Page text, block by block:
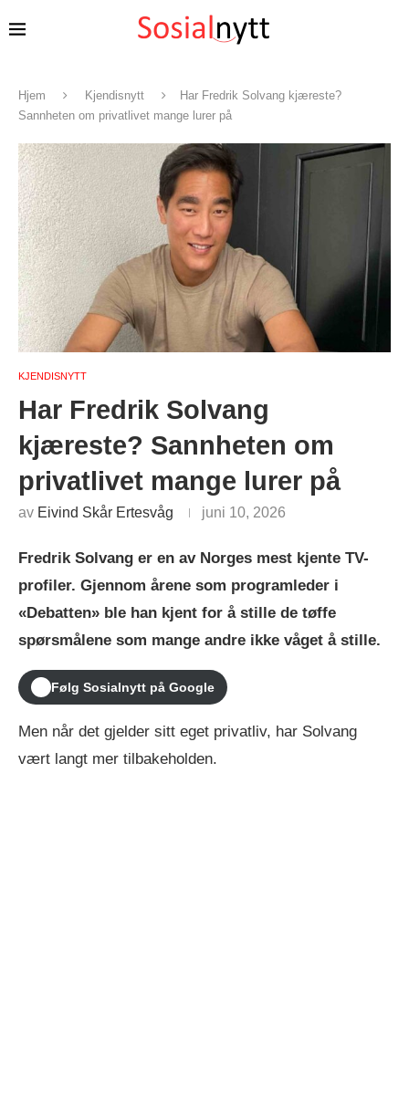
Hjem Kjendisnytt
Har Fredrik Solvang kjæreste?
Sannheten om privatlivet mange lurer på
KJENDISNYTT
Har Fredrik Solvang
kjæreste? Sannheten om
privatlivet mange lurer på
av Eivind Skår Ertesvåg juni 10, 2026
Fredrik Solvang er en av Norges mest kjente TV-
profiler. Gjennom årene som programleder i
«Debatten» ble han kjent for å stille de tøffe
spørsmålene som mange andre ikke våget å stille.
Følg Sosialnytt på Google
Men når det gjelder sitt eget privatliv, har Solvang
vært langt mer tilbakeholden.